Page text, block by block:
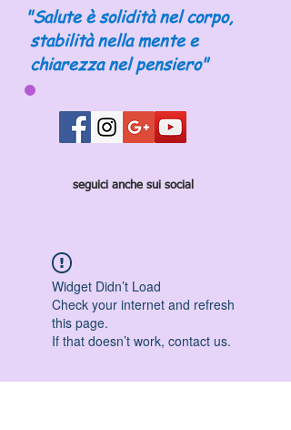
"Salute è solidità nel corpo,
stabilità nella mente e
chiarezza nel pensiero"
seguici anche sui social
Widget Didn’t Load
Check your internet and refresh
this page.
If that doesn’t work, contact us.